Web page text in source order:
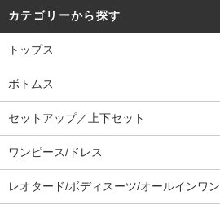
カテゴリーから探す
トップス
ボトムス
セットアップ／上下セット
ワンピース/ドレス
レオタード/ボディスーツ/オールインワン